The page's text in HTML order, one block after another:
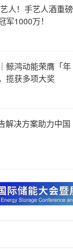
人！手艺人酒重磅
1000万！
鲸鸿动能荣膺「年
揽获多项大奖
解决方案助力中国